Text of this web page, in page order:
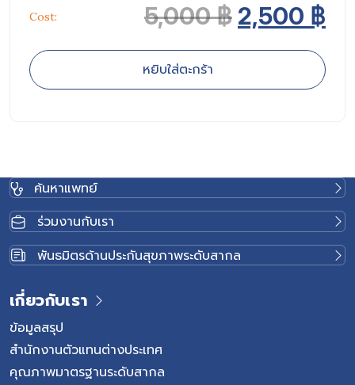
Cost: 5,000฿ Original
2,500 ฿
หยิบใส่ตะกร้า
ค้นหาแพทย์
ร่วมงานกับเรา
พันธมิตรด้านประกันสุขภาพระดับสากล
เกี่ยวกับเรา
ข้อมูลสรุป
สำนักงานตัวแทนต่างประเทศ
คุณภาพมาตรฐานระดับสากล